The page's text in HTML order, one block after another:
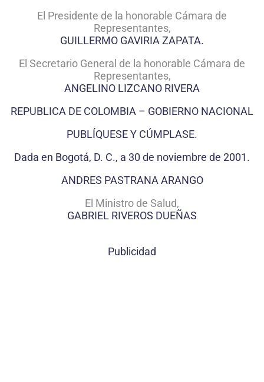
El Presidente de la honorable Cámara de
Representantes,
GUILLERMO GAVIRIA ZAPATA.
El Secretario General de la honorable Cámara de
Representantes,
ANGELINO LIZCANO RIVERA
REPUBLICA DE COLOMBIA – GOBIERNO NACIONAL
PUBLÍQUESE Y CÚMPLASE.
Dada en Bogotá, D. C., a 30 de noviembre de 2001.
ANDRES PASTRANA ARANGO
El Ministro de Salud,
GABRIEL RIVEROS DUEÑAS
Publicidad